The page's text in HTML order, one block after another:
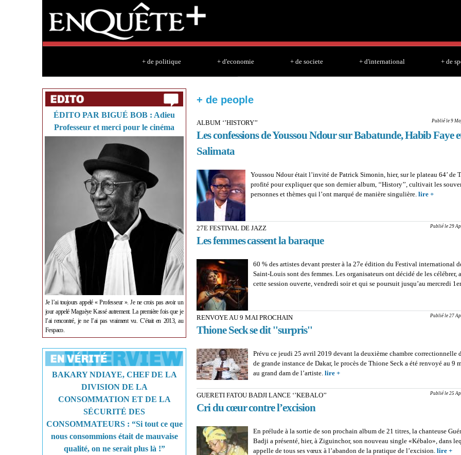
+ de politique + d'economie + de societe + d'international + de
ÉDITO PAR BIGUÉ BOB : Adieu
Professeur et merci pour le cinéma
Je l’ai toujours appelé « Professeur ». Je ne crois pas avoir un
jour appelé Maguèye Kassé autrement. La première fois que je
l’ai rencontré, je ne l’ai pas vraiment vu. C’était en 2013, au
Fespaco.
BAKARY NDIAYE, CHEF DE LA
DIVISION DE LA
CONSOMMATION ET DE LA
SÉCURITÉ DES
CONSOMMATEURS : “Si tout ce que
nous consommions était de mauvaise
qualité, on ne serait plus là !”
+ de people
Publié le 9
ALBUM ‘’HISTORY’’
Les confessions de Youssou Ndour sur Babatunde, Habib Faye
Salimata
Youssou Ndour était l’invité de Patrick Simonin, hier, sur le plateau 64’ de
profité pour expliquer que son dernier album, ‘‘History’’, cultivait les
personnes et thèmes qui l’ont marqué de manière singulière. lire +
Youssou
Publié le 29
27E FESTIVAL DE JAZZ
Les femmes cassent la baraque
60 % des artistes devant prester à la 27e édition du Festival international
Saint-Louis sont des femmes. Les organisateurs ont décidé de les célébrer,
cette session ouverte, vendredi soir et qui se poursuit jusqu’au mercredi
Publié le 27
RENVOYE AU 9 MAI PROCHAIN
Thione Seck se dit ''surpris''
Prévu ce jeudi 25 avril 2019 devant la deuxième chambre correctionnelle
de grande instance de Dakar, le procès de Thione Seck a été renvoyé au 9
au grand dam de l’artiste. lire +
Publié le 25
GUERETI FATOU BADJI LANCE ‘’KEBALO’’
Cri du cœur contre l’excision
En prélude à la sortie de son prochain album de 21 titres, la chanteuse
Badji a présenté, hier, à Ziguinchor, son nouveau single «Kébalo», dans
appelle de tous ses vœux à l’abandon de la pratique de l’excision. lire +